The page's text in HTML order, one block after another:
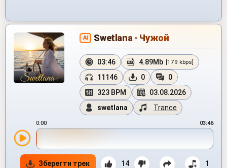
AI Swetlana - Чужой
03:46 4.89Mb [179 kbps]
11146 0
0
323 BPM
03.08.2026
swetlana
Trance
0:00 03:46
Зберегти трек 14 1